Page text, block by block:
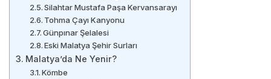
Silahtar Mustafa Paşa Kervansarayı
Tohma Çayı Kanyonu
Günpınar Şelalesi
Eski Malatya Şehir Surları
Malatya’da Ne Yenir?
Kömbe